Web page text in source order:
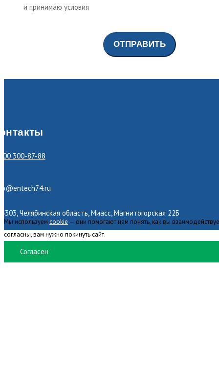
и принимаю условия
300-87-88
Челябинская область, Миасс, Магнитогорская 22Б
Мы используем cookie — они помогают нам понять, как вы
согласны, вам нужно покинуть сайт.
Согласен